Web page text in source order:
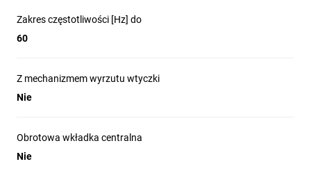
Zakres częstotliwości [Hz] do
60
Z mechanizmem wyrzutu wtyczki
Nie
Obrotowa wkładka centralna
Nie